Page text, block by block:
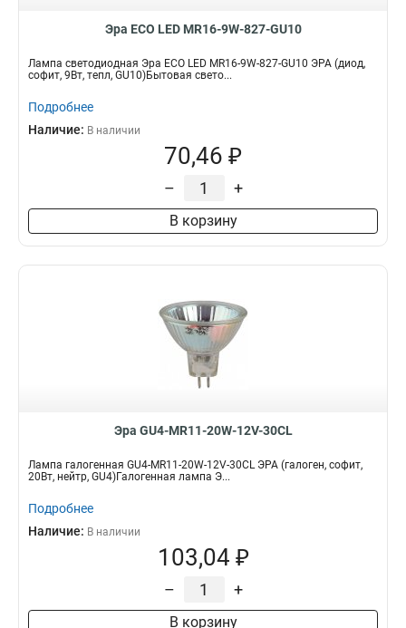
Эра ECO LED MR16-9W-827-GU10
Лампа светодиодная Эра ECO LED MR16-9W-827-GU10 ЭРА (диод,
софит, 9Вт, тепл, GU10)Бытовая свето...
Подробнее
Наличие: В наличии
70,46 ₽
– +
В корзину
Эра GU4-MR11-20W-12V-30CL
Лампа галогенная GU4-MR11-20W-12V-30CL ЭРА (галоген, софит,
20Вт, нейтр, GU4)Галогенная лампа Э...
Подробнее
Наличие: В наличии
103,04 ₽
– +
В корзину